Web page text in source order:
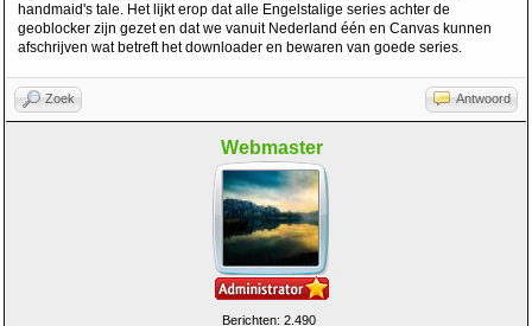
handmaid's tale. Het lijkt erop dat alle Engelstalige series achter de
geoblocker zijn gezet en dat we vanuit Nederland één en Canvas kunnen
afschrijven wat betreft het downloader en bewaren van goede series.
Zoek Antwoord
Webmaster
Berichten: 2.490